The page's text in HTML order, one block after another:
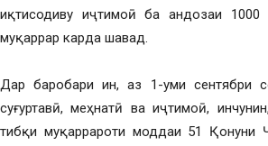
иқтисодиву иҷтимоӣ ба андозаи
муқаррар карда шавад.
Дар баробари ин, аз 1-уми сентябри
суғуртавӣ, меҳнатӣ ва иҷтимоӣ,
тибқи муқаррароти моддаи 51 Қонуни